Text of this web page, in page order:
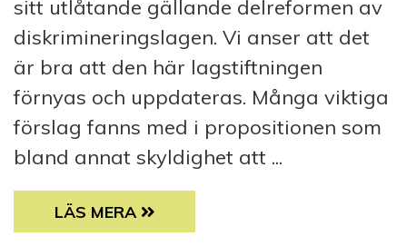
sitt utlåtande gällande delreformen av
diskrimineringslagen. Vi anser att det
är bra att den här lagstiftningen
förnyas och uppdateras. Många viktiga
förslag fanns med i propositionen som
bland annat skyldighet att ...
UTLÅTANDE OM BETÄNKANDE OM EN
LÄS MERA